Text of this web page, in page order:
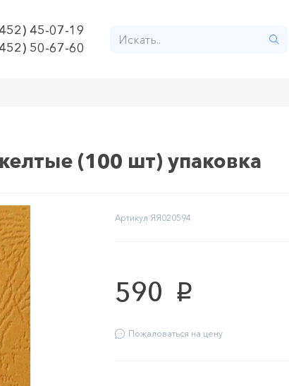
45-07-19
50-67-60
(100 шт) упаковка
Артикул ЯЯ020594
590 p
Пожаловаться на цену